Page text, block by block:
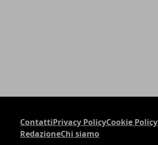
ContattiPrivacy PolicyCookie Policy
RedazioneChi siamo